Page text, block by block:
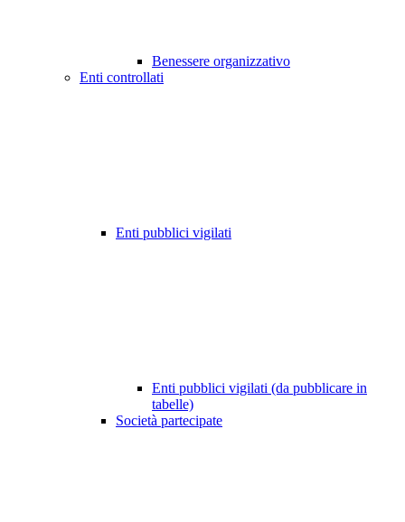
Benessere organizzativo
Enti controllati
Enti pubblici vigilati
Enti pubblici vigilati (da pubblicare in
tabelle)
Società partecipate